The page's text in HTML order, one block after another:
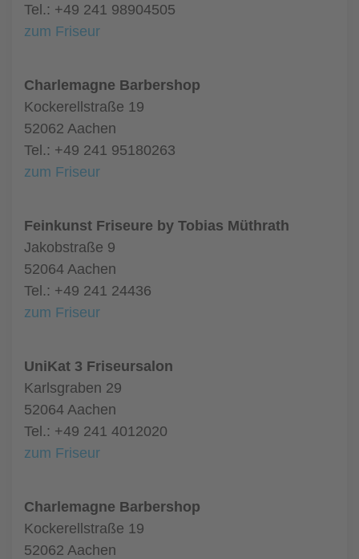
Tel.: +49 241 98904505
zum Friseur
Charlemagne Barbershop
Kockerellstraße 19
52062 Aachen
Tel.: +49 241 95180263
zum Friseur
Feinkunst Friseure by Tobias Müthrath
Jakobstraße 9
52064 Aachen
Tel.: +49 241 24436
zum Friseur
UniKat 3 Friseursalon
Karlsgraben 29
52064 Aachen
Tel.: +49 241 4012020
zum Friseur
Charlemagne Barbershop
Kockerellstraße 19
52062 Aachen